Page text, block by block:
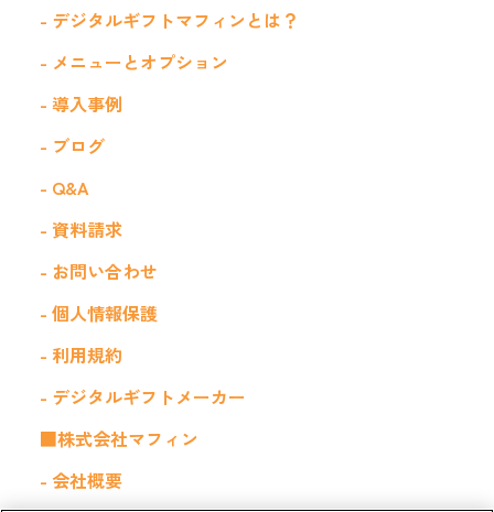
- デジタルギフトマフィンとは？
- メニューとオプション
- 導入事例
- ブログ
- Q&A
- 資料請求
- お問い合わせ
- 個人情報保護
- 利用規約
- デジタルギフトメーカー
■株式会社マフィン
- 会社概要